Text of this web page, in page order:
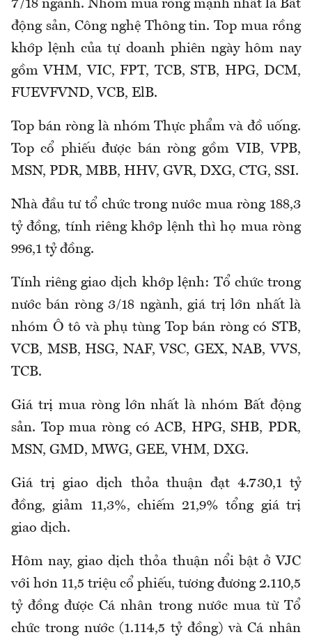
7/18 ngành. Nhóm mua ròng mạnh nhất là Bất
động sản, Công nghệ Thông tin. Top mua rồng
khớp lệnh của tự doanh phiên ngày hôm nay
gồm VHM, VIC, FPT, TCB, STB, HPG, DCM,
FUEVFVND, VCB, ElB.
Top bán ròng là nhóm Thực phẩm và đồ uống.
Top cổ phiếu được bán ròng gồm VIB, VPB,
MSN, PDR, MBB, HHV, GVR, DXG, CTG, SSI.
Nhà đầu tư tổ chức trong nước mua ròng 188,3
tỷ đồng, tính riêng khớp lệnh thì họ mua ròng
996,1 tỷ đồng.
Tính riêng giao dịch khớp lệnh: Tổ chức trong
nước bán ròng 3/18 ngành, giá trị lớn nhất là
nhóm Ô tô và phụ tùng Top bán ròng có STB,
VCB, MSB, HSG, NAF, VSC, GEX, NAB, VVS,
TCB.
Giá trị mua ròng lớn nhất là nhóm Bất động
sản. Top mua ròng có ACB, HPG, SHB, PDR,
MSN, GMD, MWG, GEE, VHM, DXG.
Giá trị giao dịch thỏa thuận đạt 4.730,1 tỷ
đồng, giảm 11,3%, chiếm 21,9% tổng giá trị
giao dịch.
Hôm nay, giao dịch thỏa thuận nổi bật ở VJC
với hơn 11,5 triệu cổ phiếu, tương đương 2.110,5
tỷ đồng được Cá nhân trong nước mua từ Tổ
chức trong nước (1.114,5 tỷ đồng) và Cá nhân